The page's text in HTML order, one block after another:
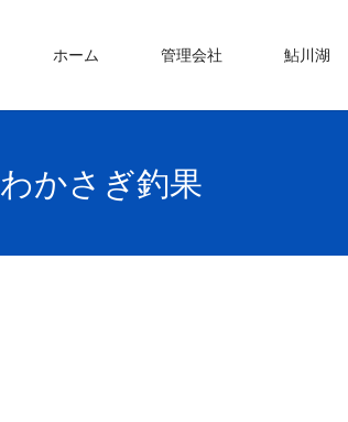
ホーム 管理会社 鮎川湖
わかさぎ釣果